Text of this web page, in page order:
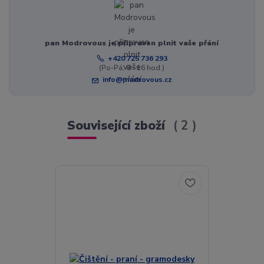
pan Modrovous je připraven plnit vaše přání
+420 725 736 293
(Po-Pá, 8 - 16 hod.)
info@modrovous.cz
Související zboží 2